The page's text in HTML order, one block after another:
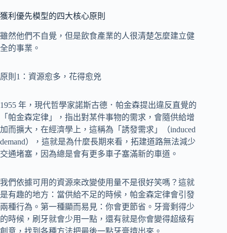
獲利優先模型的四大核心原則
雖然他們不自覺，但是飲食產業的人很清楚怎麼建立健
全的事業。
原則1：資源愈多，花得愈兇
1955 年，現代哲學家諾斯古德．帕金森提出違反直覺的
「帕金森定律」，指出對某件事物的需求，會隨供給增
加而擴大，在經濟學上，這稱為「誘發需求」（induced
demand），這就是為什麼長期來看，拓建道路無法減少
交通堵塞，因為總是會有更多車子塞滿新的車道。
我們依據可用的資源來改變使用量不是很好笑嗎？這就
是有趣的地方：當供給不足的時候，帕金森定律會引發
兩種行為。第一種顯而易見：你會更節省。牙膏剩得少
的時候，刷牙就會少用一點，還有就是你會變得超級有
創意，找到各種方法把最後一點牙膏擠出來。